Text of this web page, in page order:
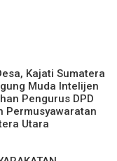
Kajati Sumatera
Muda Intelijen
Pengurus DPD
Permusyawaratan
Utara